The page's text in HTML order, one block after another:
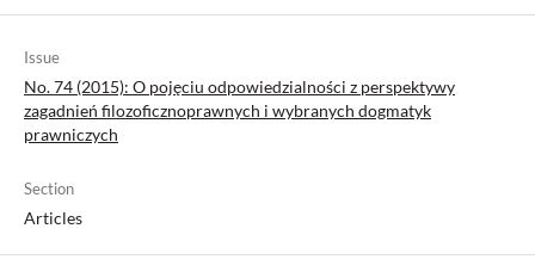
Issue
No. 74 (2015): O pojęciu odpowiedzialności z perspektywy
zagadnień filozoficznoprawnych i wybranych dogmatyk
prawniczych
Section
Articles